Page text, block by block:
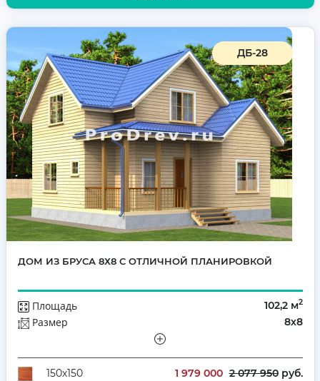
ДБ-28
ДОМ ИЗ БРУСА 8Х8 С ОТЛИЧНОЙ ПЛАНИРОВКОЙ
Площадь 102,2 м2
Размер 8х8
Количество комнат
4
150х150
1 979 000 2 077 950руб.